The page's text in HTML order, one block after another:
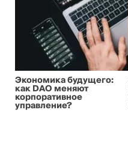
Экономика будущего:
как DAO меняют
корпоративное
управление?